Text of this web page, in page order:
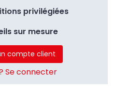
privilégiées
sur mesure
compte client
Se connecter